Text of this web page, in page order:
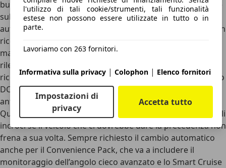
l'utilizzo di tali cookie/strumenti, tali funzionalità
estese non possono essere utilizzate in tutto o in
parte.
Lavoriamo con 263 fornitori.
Informativa sulla privacy | Colophon | Elenco fornitori
Impostazioni di
privacy
Accetta tutto
buona con la base di gamma. Nello specifico, sono di serie
sulla i20 Techline ilRear Occupant Alert, la gestione
automatica dei fari abbaglianti, la frenata d’emergenza con
riconoscimento pedoni, cicli e veicoli, il
mantenimento al centro della corsia
rilevamento della stanchezza del conducente e quello che
riconosce i limiti di velocità. Nelle versioni dotate di cambio
DCT si aggiunge, sulla più ricca Prime, anche ilsistema
anti-collione di svolta.
Quest’ultimo frena automaticamente l’auto nelle svolte agli
incroci se il veicolo che ci dovrebbe dare la precedenza non
frena a sua volta. Sempre richiesto il cambio automatico
anche per il Convenience Pack, che va a includere il
monitoraggio dell’angolo cieco avanzato e lo Smart Cruise